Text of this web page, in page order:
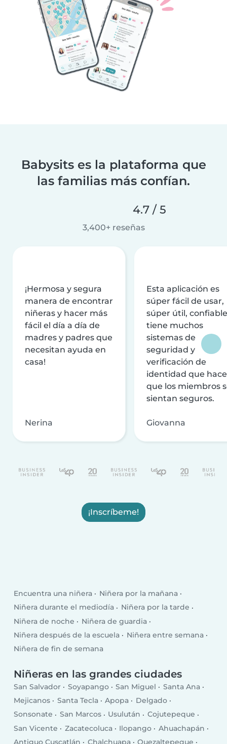
Babysits es la plataforma que
las familias más confían.
4.7 / 5
3,400+ reseñas
¡Hermosa y segura
manera de encontrar
niñeras y hacer más
fácil el día a día de
madres y padres que
necesitan ayuda en
casa!
Nerina
Esta aplicación es
súper fácil de usar,
súper útil,
tiene muchos
sistemas de
seguridad y
verificación de
identidad que
que los miembros
sientan seguros.
Giovanna
¡Inscríbeme!
Encuentra una niñera
Niñera por la mañana
Niñera durante el mediodía
Niñera por la tarde
Niñera de noche
Niñera de guardia
Niñera después de la escuela
Niñera entre semana
Niñera de fin de semana
Niñeras en las grandes ciudades
San Salvador Soyapango San Miguel
Santa Ana
Mejicanos
Santa Tecla Apopa
Delgado
Sonsonate
San Marcos Usulután
Cojutepeque
San Vicente
Zacatecoluca Ilopango
Ahuachapán
Antiguo Cuscatlán
Chalchuapa
Quezaltepeque